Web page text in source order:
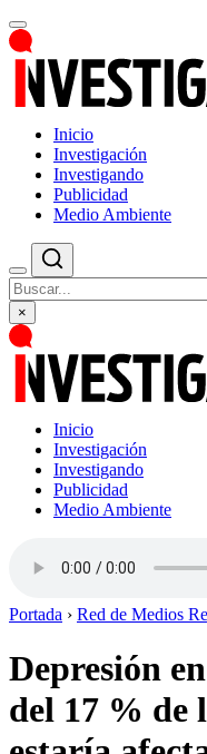
Inicio
Investigación
Investigando
Publicidad
Medio Ambiente
×
Inicio
Investigación
Investigando
Publicidad
Medio Ambiente
Portada › Red de Medios
Depresión
del 17 % de